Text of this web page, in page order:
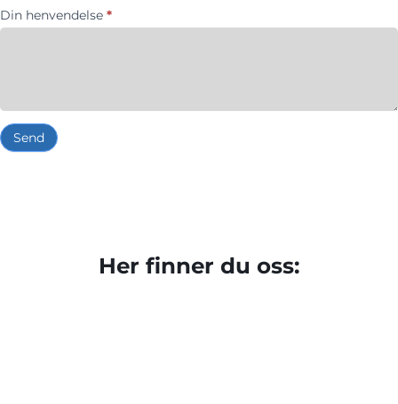
m
Din henvendelse *
Send
Her finner du oss: